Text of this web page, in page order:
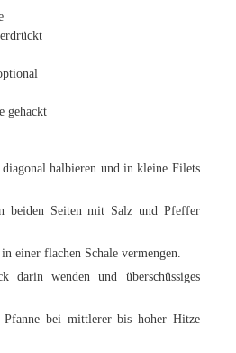
gehackt
halbieren und in kleine Filets
beiden Seiten mit Salz und Pfeffer
einer flachen Schale vermengen.
darin wenden und überschüssiges
bei mittlerer bis hoher Hitze